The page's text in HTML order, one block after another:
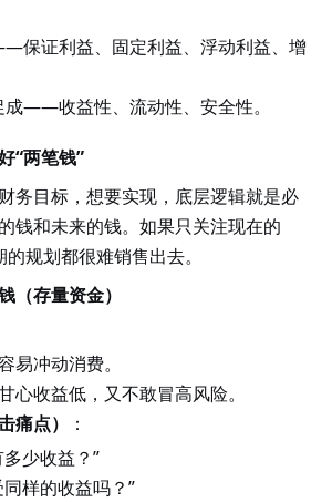
保证利益、固定利益、浮动利益、增
成——收益性、流动性、安全性。
“两笔钱”
务目标，想要实现，底层逻辑就是必
钱和未来的钱。如果只关注现在的
的规划都很难销售出去。
（存量资金）
易冲动消费。
心收益低，又不敢冒高风险。
痛点）
：
少收益？”
样的收益吗？”